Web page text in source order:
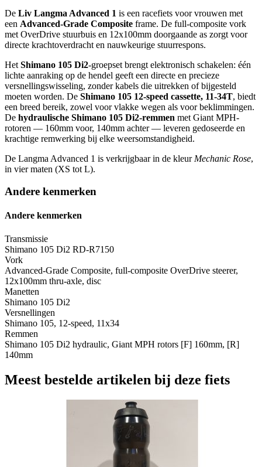
De Liv Langma Advanced 1 is een racefiets voor vrouwen met
een Advanced-Grade Composite frame. De full-composite vork
met OverDrive stuurbuis en 12x100mm doorgaande as zorgt voor
directe krachtoverdracht en nauwkeurige stuurrespons.
Het Shimano 105 Di2-groepset brengt elektronisch schakelen: één
lichte aanraking op de hendel geeft een directe en precieze
versnellingswisseling, zonder kabels die uitrekken of bijgesteld
moeten worden. De Shimano 105 12-speed cassette, 11-34T, biedt
een breed bereik, zowel voor vlakke wegen als voor beklimmingen.
De hydraulische Shimano 105 Di2-remmen met Giant MPH-
rotoren — 160mm voor, 140mm achter — leveren gedoseerde en
krachtige remwerking bij elke weersomstandigheid.
De Langma Advanced 1 is verkrijgbaar in de kleur Mechanic Rose,
in vier maten (XS tot L).
Andere kenmerken
Andere kenmerken
Transmissie
Shimano 105 Di2 RD-R7150
Vork
Advanced-Grade Composite, full-composite OverDrive steerer,
12x100mm thru-axle, disc
Manetten
Shimano 105 Di2
Versnellingen
Shimano 105, 12-speed, 11x34
Remmen
Shimano 105 Di2 hydraulic, Giant MPH rotors [F] 160mm, [R]
140mm
Meest bestelde artikelen bij deze fiets